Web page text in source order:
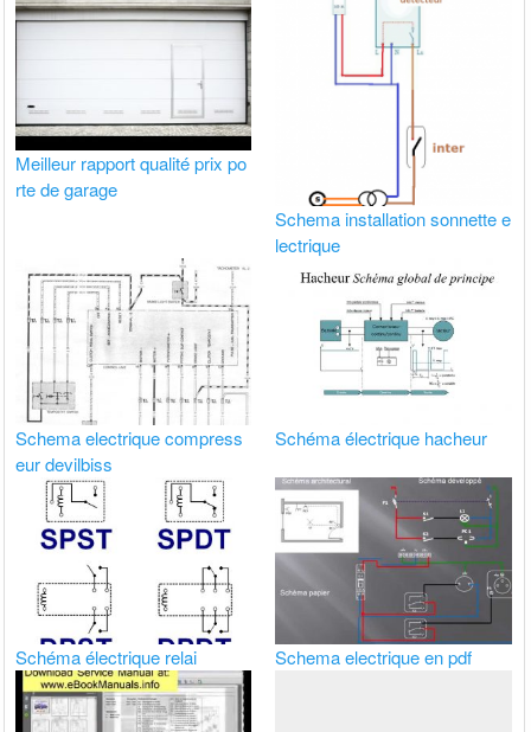
Meilleur rapport qualité prix po
rte de garage
Schema installation sonnette e
lectrique
Schema electrique compress
eur devilbiss
Schéma électrique hacheur
Schéma électrique relai Schema electrique en pdf